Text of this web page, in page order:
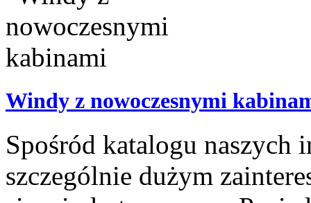
Windy z nowoczesnymi
Spośród katalogu naszych
szczególnie dużym